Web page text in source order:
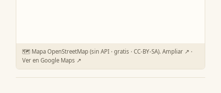
🗺️ Mapa OpenStreetMap (sin API · gratis · CC-BY-SA). Ampliar ↗ ·
Ver en Google Maps ↗